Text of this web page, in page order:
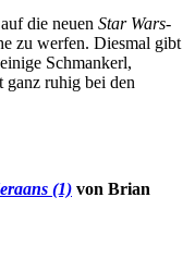
die neuen Star Wars-
zu werfen. Diesmal gibt
Schmankerl,
ganz ruhig bei den
(1) von Brian